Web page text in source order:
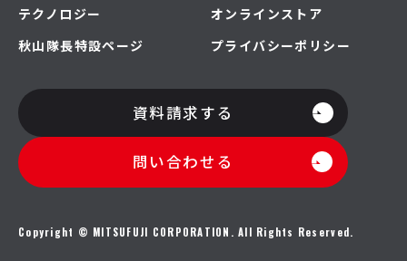
テクノロジー
秋山隊長特設ページ
オンラインストア
プライバシーポリシー
資料請求する
問い合わせる
Copyright © MITSUFUJI CORPORATION. All Rights Reserved.